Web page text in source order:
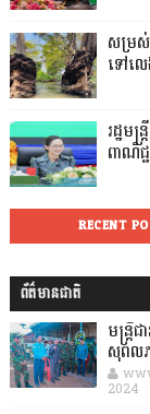
សម្រស់
ទៅលេ
រដ្ឋម
ពាណិជ្
RECENT
ព័ត៌មានជាតិ
មន្ត្រី
សុពល
2024